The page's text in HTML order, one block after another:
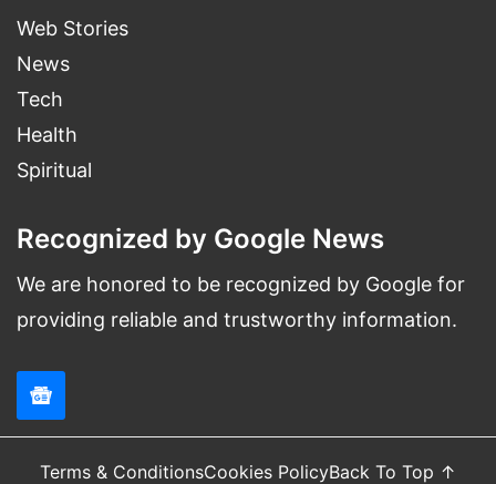
Web Stories
News
Tech
Health
Spiritual
Recognized by Google News
We are honored to be recognized by Google for
providing reliable and trustworthy information.
Terms & ConditionsCookies PolicyBack To Top ↑